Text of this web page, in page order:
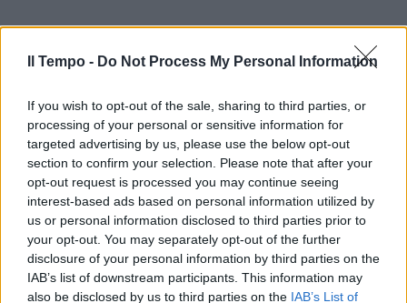
Il Tempo - Do Not Process My Personal Information
If you wish to opt-out of the sale, sharing to third parties, or
processing of your personal or sensitive information for
targeted advertising by us, please use the below opt-out
section to confirm your selection. Please note that after your
opt-out request is processed you may continue seeing
interest-based ads based on personal information utilized by
us or personal information disclosed to third parties prior to
your opt-out. You may separately opt-out of the further
disclosure of your personal information by third parties on the
IAB’s list of downstream participants. This information may
also be disclosed by us to third parties on the IAB’s List of